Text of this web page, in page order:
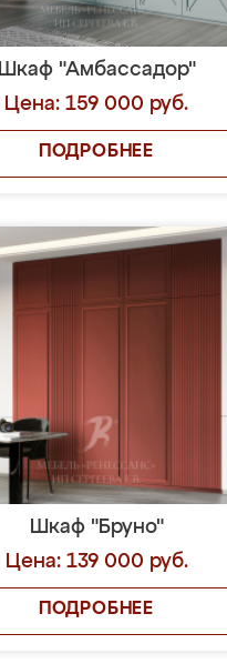
Шкаф "Амбассадор"
Цена: 159 000 руб.
ПОДРОБНЕЕ
Шкаф "Бруно"
Цена: 139 000 руб.
ПОДРОБНЕЕ